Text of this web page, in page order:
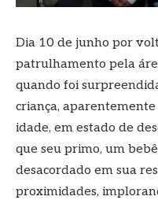
Dia 10 de junho por
patrulhamento pela
quando foi
criança, aparentemente
idade, em estado de
que seu primo, um
desacordado em sua
proximidades,